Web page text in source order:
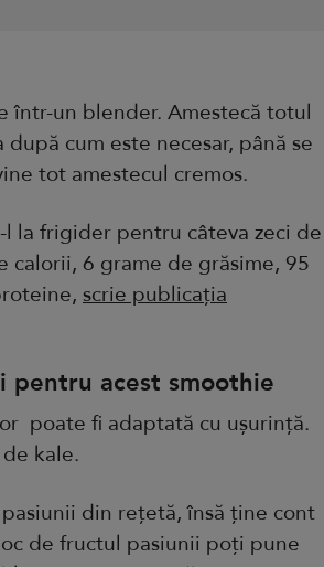
un blender. Amestecă totul
cum este necesar, până se
tot amestecul cremos.
la frigider pentru câteva zeci de
calorii, 6 grame de grăsime, 95
scrie publicația
acest smoothie
poate fi adaptată cu ușurință.
kale.
din rețetă, însă ține cont
de fructul pasiunii poți pune